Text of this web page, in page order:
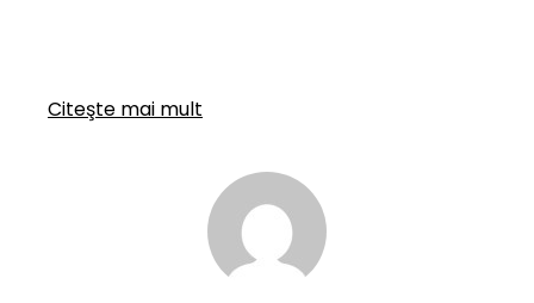
Citeşte mai mult